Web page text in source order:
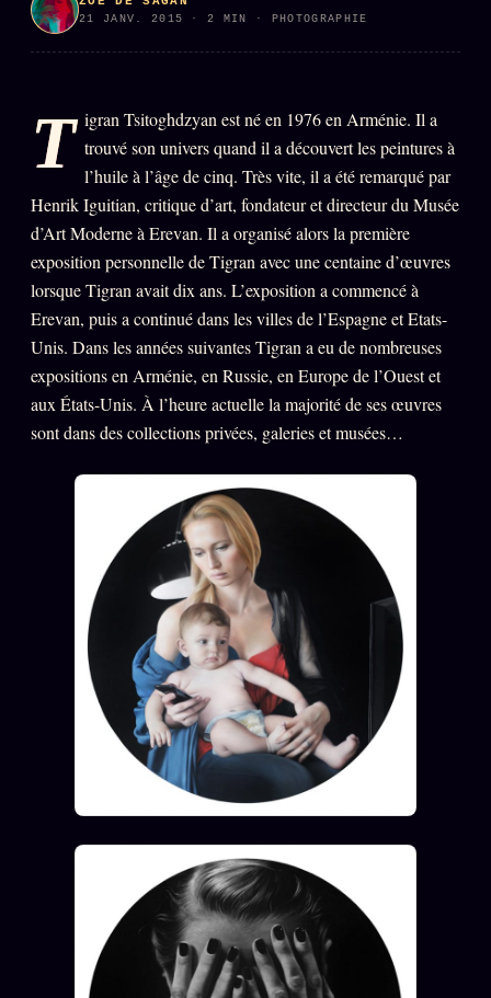
PRÉDICTIONS INFOFICTION
L'ORACLE Z/S
Chat Oracle
Oracle z/S
Oracle Analyse
24€
Oracle Éclair
Oracle Couples
Oracle Famille
Oracle Sigil Sonore
Oracle Anniversaire
Oracle Carte du Jour
Oracle Algorithme
Audit Social
TRILOGIE + 2
KÉTAMINE 2019
BRAQUAGE 2021
Compte Suspendu2024
Les Limites 2025
Le procès Brigitte Macron
Catalogue
21 JANV. 2015 · 2 MIN · PHOTOGRAPHIE
T igran Tsitoghdzyan est né en 1976 en Arménie. Il a
trouvé son univers quand il a découvert les peintures à
l’huile à l’âge de cinq. Très vite, il a été remarqué par
Henrik Iguitian, critique d’art, fondateur et directeur du Musée
d’Art Moderne à Erevan. Il a organisé alors la première
exposition personnelle de Tigran avec une centaine d’œuvres
lorsque Tigran avait dix ans. L’exposition a commencé à
Erevan, puis a continué dans les villes de l’Espagne et Etats-
Unis. Dans les années suivantes Tigran a eu de nombreuses
expositions en Arménie, en Russie, en Europe de l’Ouest et
aux États-Unis. À l’heure actuelle la majorité de ses œuvres
sont dans des collections privées, galeries et musées…